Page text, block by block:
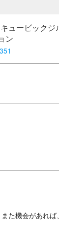
ュービックジ
ン
351
た機会があれば